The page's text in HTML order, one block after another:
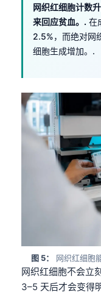
网织红细胞计数
来回应贫血。. 在
2.5%，而绝对网
细胞生成增加。.
图 5： 网织红细胞
网织红细胞不会立
3–5 天后才会变得